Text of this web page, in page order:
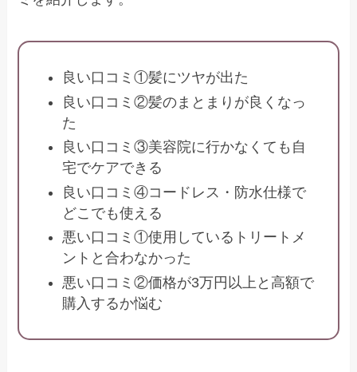
良い口コミ①髪にツヤが出た
良い口コミ②髪のまとまりが良くなっ
た
良い口コミ③美容院に行かなくても自
宅でケアできる
良い口コミ④コードレス・防水仕様で
どこでも使える
悪い口コミ①使用しているトリートメ
ントと合わなかった
悪い口コミ②価格が3万円以上と高額で
購入するか悩む